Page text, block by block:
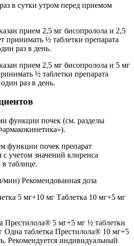
в сутки утром перед приемом
прием 2,5 мг бисопролола и 2,5
принимать ½ таблетки препарата
раз в день.
прием 2,5 мг бисопролола и 5 мг
½ таблетки препарата
раз в день.
функции почек (см. разделы
функции почек препарат
учетом значений клиренса
в таблице.
Рекомендованная доза
5 мг+10 мг Таблетка 10 мг+5 мг
Престилола® 5 мг+5 мг ½ таблетки
таблетка Престилола® 10 мг+5
Рекомендуется индивидуальный